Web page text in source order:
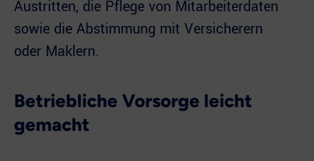
Austritten, die Pflege von Mitarbeiterdaten
sowie die Abstimmung mit Versicherern
oder Maklern.
Betriebliche Vorsorge leicht
gemacht